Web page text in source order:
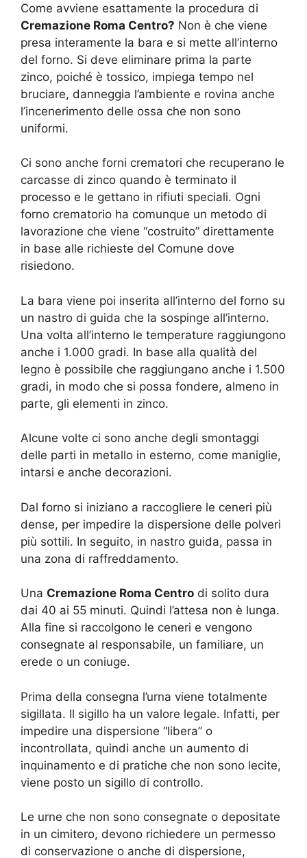
Come avviene esattamente la procedura di
Cremazione Roma Centro? Non è che viene
presa interamente la bara e si mette all’interno
del forno. Si deve eliminare prima la parte
zinco, poiché è tossico, impiega tempo nel
bruciare, danneggia l’ambiente e rovina anche
l’incenerimento delle ossa che non sono
uniformi.
Ci sono anche forni crematori che recuperano le
carcasse di zinco quando è terminato il
processo e le gettano in rifiuti speciali. Ogni
forno crematorio ha comunque un metodo di
lavorazione che viene “costruito” direttamente
in base alle richieste del Comune dove
risiedono.
La bara viene poi inserita all’interno del forno su
un nastro di guida che la sospinge all’interno.
Una volta all’interno le temperature raggiungono
anche i 1.000 gradi. In base alla qualità del
legno è possibile che raggiungano anche i 1.500
gradi, in modo che si possa fondere, almeno in
parte, gli elementi in zinco.
Alcune volte ci sono anche degli smontaggi
delle parti in metallo in esterno, come maniglie,
intarsi e anche decorazioni.
Dal forno si iniziano a raccogliere le ceneri più
dense, per impedire la dispersione delle polveri
più sottili. In seguito, in nastro guida, passa in
una zona di raffreddamento.
Una Cremazione Roma Centro di solito dura
dai 40 ai 55 minuti. Quindi l’attesa non è lunga.
Alla fine si raccolgono le ceneri e vengono
consegnate al responsabile, un familiare, un
erede o un coniuge.
Prima della consegna l’urna viene totalmente
sigillata. Il sigillo ha un valore legale. Infatti, per
impedire una dispersione “libera” o
incontrollata, quindi anche un aumento di
inquinamento e di pratiche che non sono lecite,
viene posto un sigillo di controllo.
Le urne che non sono consegnate o depositate
in un cimitero, devono richiedere un permesso
di conservazione o anche di dispersione,